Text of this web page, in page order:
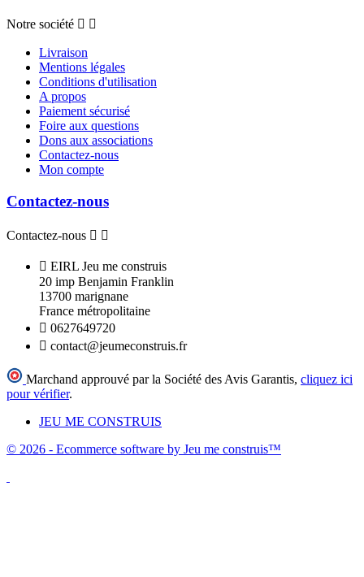
Notre société  
Livraison
Mentions légales
Conditions d'utilisation
A propos
Paiement sécurisé
Foire aux questions
Dons aux associations
Contactez-nous
Mon compte
Contactez-nous
Contactez-nous  
 EIRL Jeu me construis
20 imp Benjamin Franklin
13700 marignane
France métropolitaine
 0627649720
 contact@jeumeconstruis.fr
Marchand approuvé par la Société des Avis Garantis, cliquez ici
pour vérifier.
JEU ME CONSTRUIS
© 2026 - Ecommerce software by Jeu me construis™